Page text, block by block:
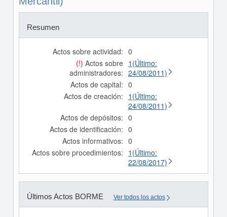
Resumen
Actos sobre actividad: 0
(!) Actos sobre
administradores:
1(Último:
24/08/2011)
Actos de capital: 0
Actos de creación: 1(Último:
24/08/2011)
Actos de depósitos: 0
Actos de identificación: 0
Actos informativos: 0
Actos sobre procedimientos: 1(Último:
22/08/2017)
Últimos Actos BORME Ver todos los actos